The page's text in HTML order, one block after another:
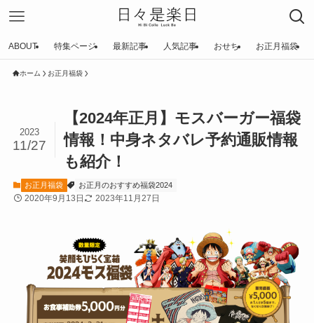
ABOUT 特集ページ 最新記事 人気記事 おせち お正月福袋
ホーム お正月福袋
【2024年正月】モスバーガー福袋
情報！中身ネタバレ予約通販情報
も紹介！
2023
11/27
お正月福袋 お正月のおすすめ福袋2024
2020年9月13日 2023年11月27日